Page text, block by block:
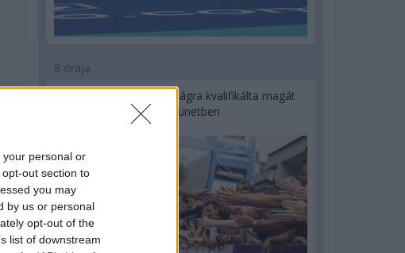
personal or
out section to
you may
by us or personal
opt-out of the
list of downstream
8 órája
Kerékpáros világbajnokságra kvalifikálta magát
Bottas az F1-es nyári szünetben